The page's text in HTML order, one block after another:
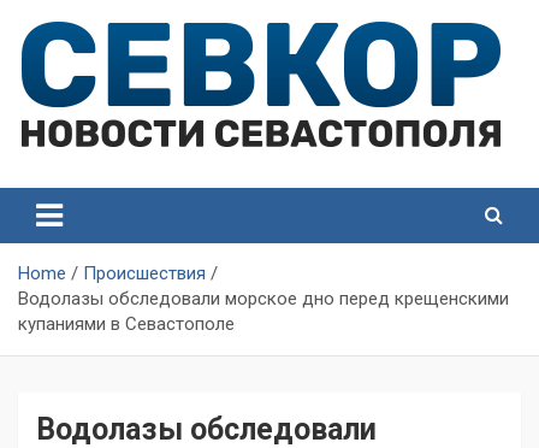
content
Севастополя
Севастополя
Home
Происшествия
Водолазы обследовали морское дно перед крещенскими
купаниями в Севастополе
Водолазы обследовали